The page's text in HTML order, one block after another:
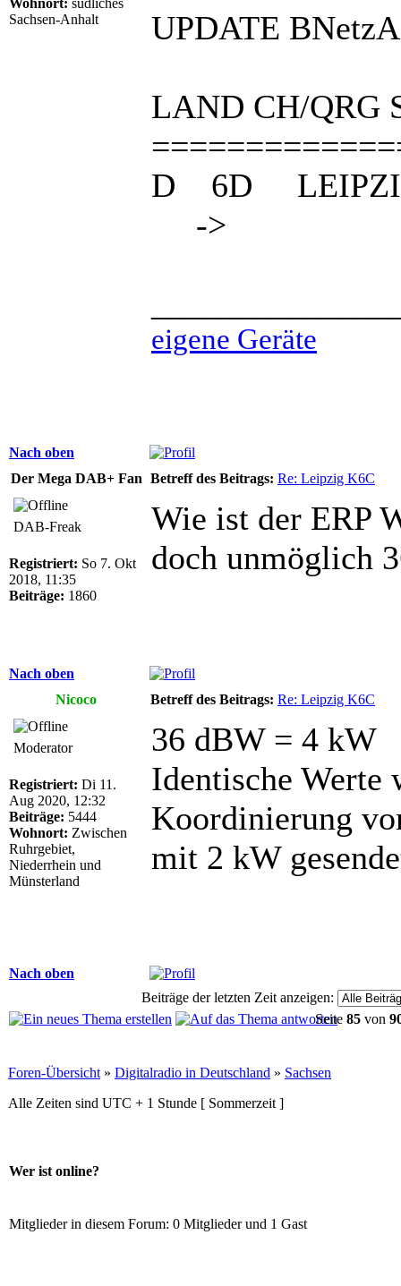
Sachsen-Anhalt
UPDATE
LAND CH/
D 6D
-
eigene Geräte
Nach oben
Der Mega DAB+ Fan Betreff des Beitrags: Re: Leipzig K6C
DAB-Freak
Registriert: So 7. Okt
2018, 11:35
Beiträge: 1860
Wie ist der ERP
doch unmöglich
Nach oben
Nicoco
Betreff des Beitrags: Re: Leipzig K6C
Moderator
Registriert: Di 11.
Aug 2020, 12:32
Beiträge: 5444
Wohnort: Zwischen
Ruhrgebiet,
Niederrhein und
Münsterland
36 dBW = 4 kW
Identische Werte
Koordinierung
mit 2 kW
Nach oben
Beiträge der letzten Zeit anzeigen:
Seite 85 von
Foren-Übersicht » Digitalradio in Deutschland » Sachsen
Alle Zeiten sind UTC + 1 Stunde [ Sommerzeit ]
Wer ist online?
Mitglieder in diesem Forum: 0 Mitglieder und 1 Gast